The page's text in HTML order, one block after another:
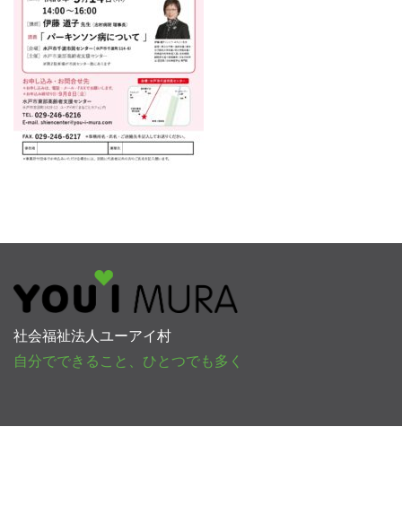
社会福祉法人ユーアイ村
自分でできること、ひとつでも多く